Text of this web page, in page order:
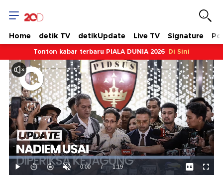
Home detik TV detikUpdate Live TV Signature
Tonton kabar terbaru PIALA DUNIA 2026 Di Sini
Mainkan
Suara
Hidup
Waktu
0:00 / Durasi
1:19
Dimuat:
88.39%